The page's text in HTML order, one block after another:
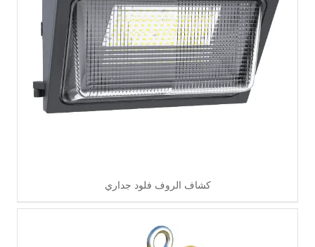
اقرأ أكثر
كشاف الروف فلود جداري